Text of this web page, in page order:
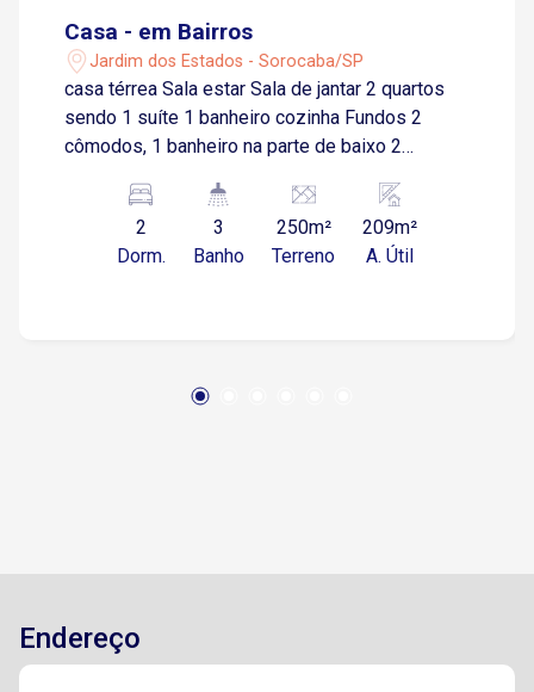
Casa - em Bairros
Jardim dos Estados - Sorocaba/SP
casa térrea Sala estar Sala de jantar 2 quartos
sendo 1 suíte 1 banheiro cozinha Fundos 2
cômodos, 1 banheiro na parte de baixo 2
precisa de melhorias casa antiga
2
Dorm.
3
Banho
250m²
Terreno
209m²
A. Útil
Endereço